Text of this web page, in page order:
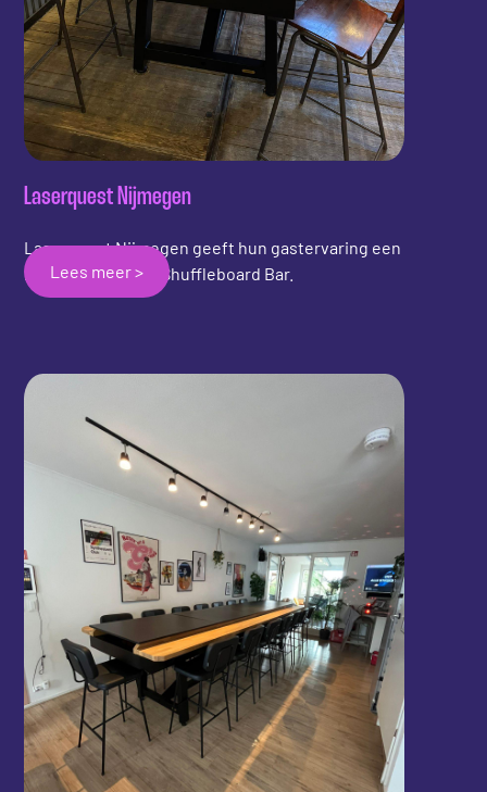
Laserquest Nijmegen
Laserquest Nijmegen geeft hun gastervaring een
boost met de 12ft Shuffleboard Bar.
Lees meer >